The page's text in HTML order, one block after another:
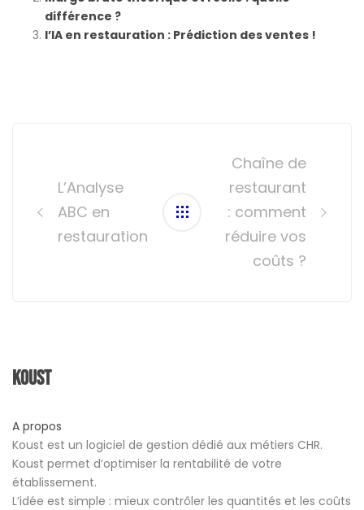
différence ?
l’IA en restauration : Prédiction des ventes !
L’Analyse
ABC en
restauration
Chaîne de
restaurant
: comment
réduire vos
coûts ?
Koust
A propos
Koust est un logiciel de gestion dédié aux métiers CHR.
Koust permet d’optimiser la rentabilité de votre
établissement.
L’idée est simple : mieux contrôler les quantités et les coûts